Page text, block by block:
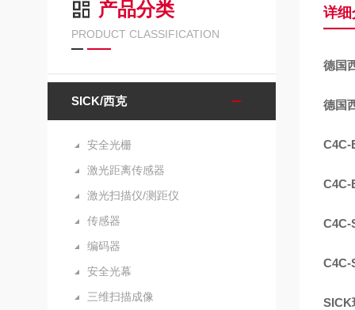
产品分类
PRODUCT CLASSIFICATION
SICK/西克
安全光栅
激光距离传感器
激光扫描仪/测距仪
传感器
编码器
安全光幕
三维扫描成像
详细
德国
德国
C4C-
C4C-
C4C-
C4C-
SICK